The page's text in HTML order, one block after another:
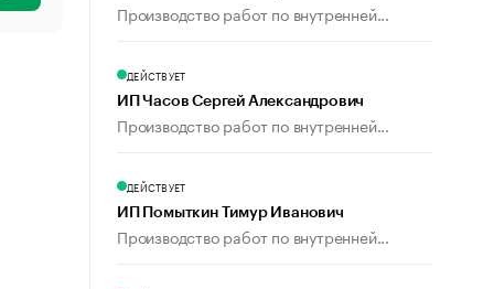
Производство работ по внутренней...
ДЕЙСТВУЕТ
ИП Часов Сергей Александрович
Производство работ по внутренней...
ДЕЙСТВУЕТ
ИП Помыткин Тимур Иванович
Производство работ по внутренней...